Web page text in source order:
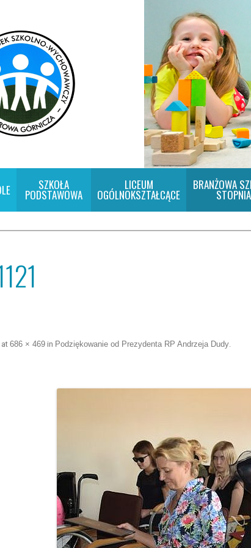
SZKOŁA
PODSTAWOWA
LICEUM
OGÓLNOKSZTAŁCĄCE
BRANŻOWA
STOPNIA
at 686 × 469 in Podziękowanie od Prezydenta RP Andrzeja Dudy.